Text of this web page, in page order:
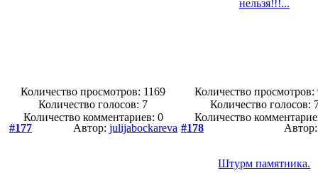
Количество просмотров: 1169
Количество голосов: 7
Количество комментариев: 0
Количество просмотров:
Количество голосов:
Количество
#177
Автор: julijabockareva #178
Штурм памятника.